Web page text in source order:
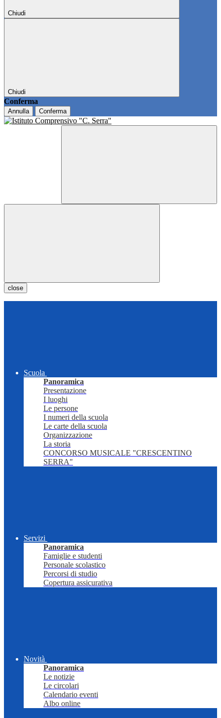
Chiudi
Chiudi
Conferma
Annulla Conferma
close
Scuola
Panoramica
Presentazione
I luoghi
Le persone
I numeri della scuola
Le carte della scuola
Organizzazione
La storia
CONCORSO MUSICALE "CRESCENTINO
SERRA"
Servizi
Panoramica
Famiglie e studenti
Personale scolastico
Percorsi di studio
Copertura assicurativa
Novità
Panoramica
Le notizie
Le circolari
Calendario eventi
Albo online